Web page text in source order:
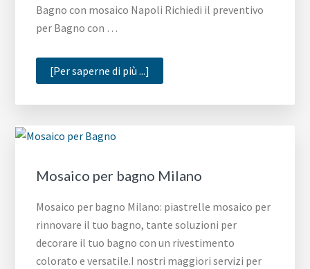
Bagno con mosaico Napoli Richiedi il preventivo
per Bagno con …
[Per saperne di più ...]
con
mosaico
Mosaico per bagno Milano
Mosaico per bagno Milano: piastrelle mosaico per
rinnovare il tuo bagno, tante soluzioni per
decorare il tuo bagno con un rivestimento
colorato e versatile.I nostri maggiori servizi per